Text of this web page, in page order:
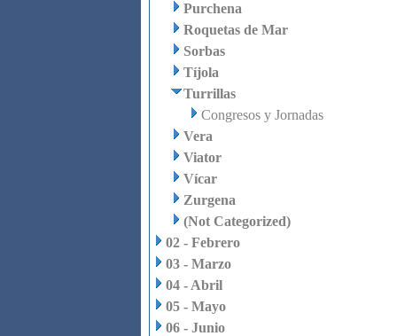
Purchena
Roquetas de Mar
Sorbas
Tíjola
Turrillas
Congresos y Jornadas
Vera
Viator
Vícar
Zurgena
(Not Categorized)
02 - Febrero
03 - Marzo
04 - Abril
05 - Mayo
06 - Junio